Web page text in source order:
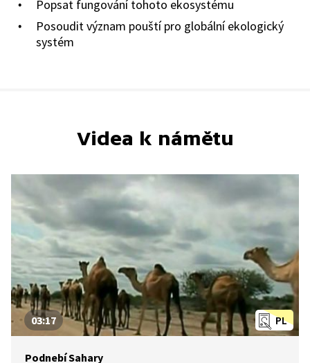
Popsat fungování tohoto ekosystému
Posoudit význam pouští pro globální ekologický
systém
Videa k námětu
PL
03:17
Podnebí Sahary